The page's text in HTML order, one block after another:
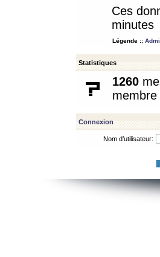
Ces
minutes
Légende ::
Statistiques
1260
Connexion
Nom d’utilisateur: